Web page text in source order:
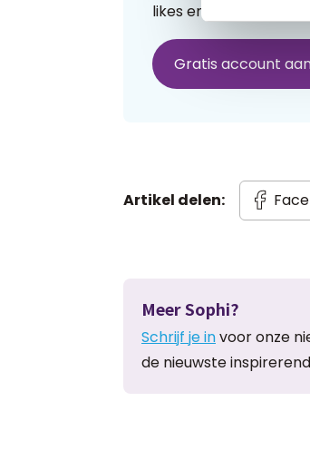
likes en praat mee
Gratis account
Artikel delen:
Meer Sophi?
Schrijf je invoor onze
de nieuwste